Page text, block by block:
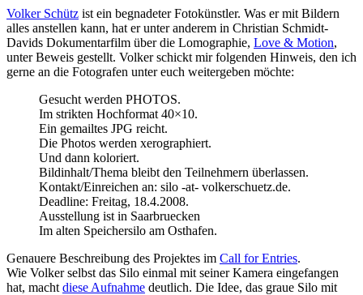
Volker Schütz ist ein begnadeter Fotokünstler. Was er mit Bildern
alles anstellen kann, hat er unter anderem in Christian Schmidt-
Davids Dokumentarfilm über die Lomographie, Love & Motion,
unter Beweis gestellt. Volker schickt mir folgenden Hinweis, den ich
gerne an die Fotografen unter euch weitergeben möchte:
Gesucht werden PHOTOS.
Im strikten Hochformat 40×10.
Ein gemailtes JPG reicht.
Die Photos werden xerographiert.
Und dann koloriert.
Bildinhalt/Thema bleibt den Teilnehmern überlassen.
Kontakt/Einreichen an: silo -at- volkerschuetz.de.
Deadline: Freitag, 18.4.2008.
Ausstellung ist in Saarbruecken
Im alten Speichersilo am Osthafen.
Genauere Beschreibung des Projektes im Call for Entries.
Wie Volker selbst das Silo einmal mit seiner Kamera eingefangen
hat, machtdiese Aufnahme deutlich. Die Idee, das graue Silo mit